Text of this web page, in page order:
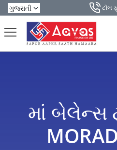
ટૉલ
માં બેલેન્સ